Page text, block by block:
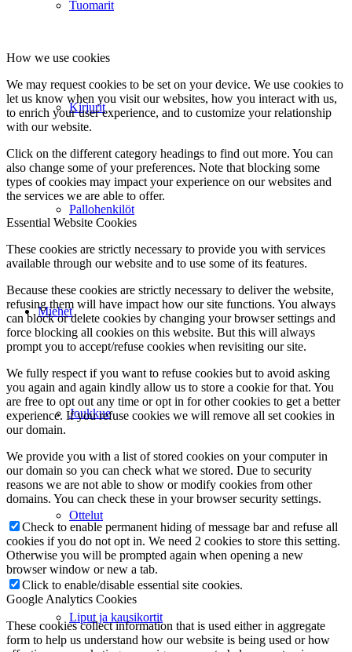
Tuomarit
Kirjurit
Pallohenkilöt
Miehet
Joukkue
Ottelut
Liput ja kausikortit
How we use cookies
We may request cookies to be set on your device. We use cookies to
let us know when you visit our websites, how you interact with us,
to enrich your user experience, and to customize your relationship
with our website.
Click on the different category headings to find out more. You can
also change some of your preferences. Note that blocking some
types of cookies may impact your experience on our websites and
the services we are able to offer.
Essential Website Cookies
These cookies are strictly necessary to provide you with services
available through our website and to use some of its features.
Because these cookies are strictly necessary to deliver the website,
refusing them will have impact how our site functions. You always
can block or delete cookies by changing your browser settings and
force blocking all cookies on this website. But this will always
prompt you to accept/refuse cookies when revisiting our site.
We fully respect if you want to refuse cookies but to avoid asking
you again and again kindly allow us to store a cookie for that. You
are free to opt out any time or opt in for other cookies to get a better
experience. If you refuse cookies we will remove all set cookies in
our domain.
We provide you with a list of stored cookies on your computer in
our domain so you can check what we stored. Due to security
reasons we are not able to show or modify cookies from other
domains. You can check these in your browser security settings.
Check to enable permanent hiding of message bar and refuse all
cookies if you do not opt in. We need 2 cookies to store this setting.
Otherwise you will be prompted again when opening a new
browser window or new a tab.
Click to enable/disable essential site cookies.
Google Analytics Cookies
These cookies collect information that is used either in aggregate
form to help us understand how our website is being used or how